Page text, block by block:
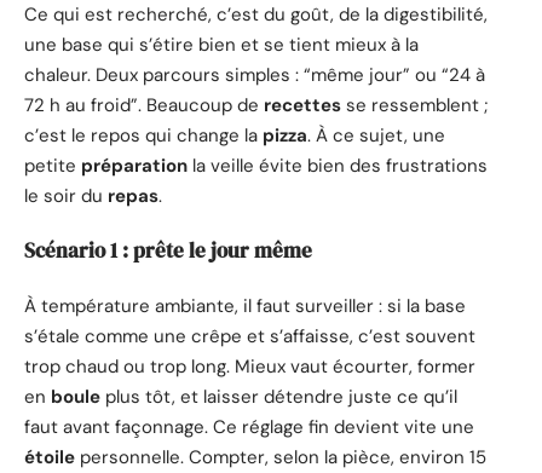
Ce qui est recherché, c’est du goût, de la digestibilité,
une base qui s’étire bien et se tient mieux à la
chaleur. Deux parcours simples : “même jour” ou “24 à
72 h au froid”. Beaucoup de recettes se ressemblent ;
c’est le repos qui change la pizza. À ce sujet, une
petite préparation la veille évite bien des frustrations
le soir du repas.
Scénario 1 : prête le jour même
À température ambiante, il faut surveiller : si la base
s’étale comme une crêpe et s’affaisse, c’est souvent
trop chaud ou trop long. Mieux vaut écourter, former
en boule plus tôt, et laisser détendre juste ce qu’il
faut avant façonnage. Ce réglage fin devient vite une
étoile personnelle. Compter, selon la pièce, environ 15